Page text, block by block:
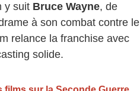
y suit Bruce Wayne, de
à son combat contre le
relance la franchise avec
solide.